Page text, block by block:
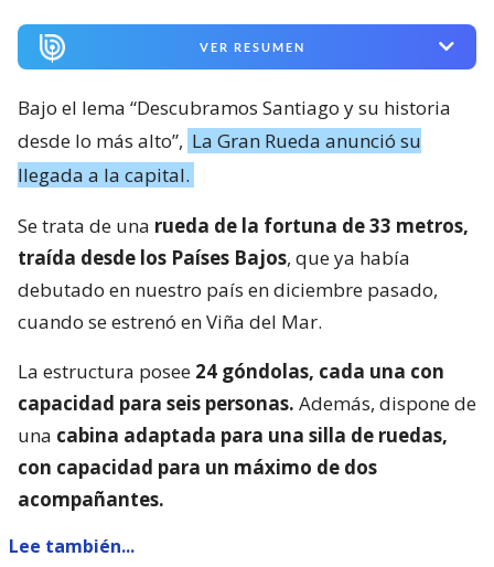
VER RESUMEN
Bajo el lema “Descubramos Santiago y su historia
desde lo más alto”, La Gran Rueda anunció su
llegada a la capital.
Se trata de una rueda de la fortuna de 33 metros,
traída desde los Países Bajos, que ya había
debutado en nuestro país en diciembre pasado,
cuando se estrenó en Viña del Mar.
La estructura posee 24 góndolas, cada una con
capacidad para seis personas. Además, dispone de
una cabina adaptada para una silla de ruedas,
con capacidad para un máximo de dos
acompañantes.
Lee también...